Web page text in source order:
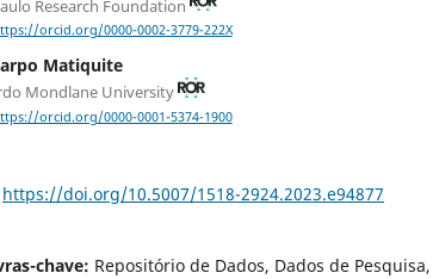
Research Foundation
orcid.org/0000-0002-3779-222X
Matiquite
Mondlane University
orcid.org/0000-0001-5374-1900
https://doi.org/10.5007/1518-2924.2023.e94877
chave: Repositório de Dados, Dados de